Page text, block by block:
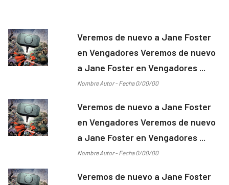
Veremos de nuevo a Jane Foster
en Vengadores Veremos de nuevo
a Jane Foster en Vengadores ...
Nombre Autor - Fecha 0/00/00
Veremos de nuevo a Jane Foster
en Vengadores Veremos de nuevo
a Jane Foster en Vengadores ...
Nombre Autor - Fecha 0/00/00
Veremos de nuevo a Jane Foster